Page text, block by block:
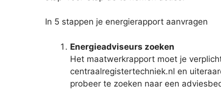
In 5 stappen je energierapport aanvragen
Energieadviseurs zoeken
Het maatwerkrapport moet je
centraalregistertechniek.nl en
probeer te zoeken naar een